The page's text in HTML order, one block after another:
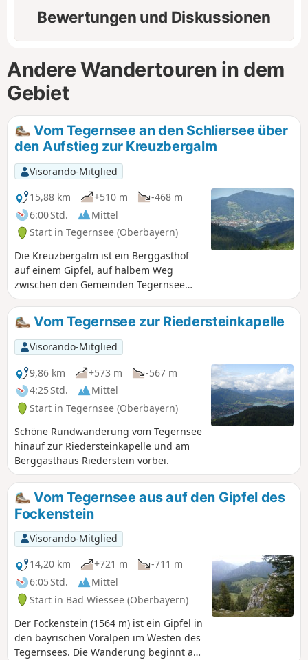
Bewertungen und Diskussionen
Andere Wandertouren in dem
Gebiet
Vom Tegernsee an den Schliersee über
den Aufstieg zur Kreuzbergalm
Visorando-Mitglied
15,88 km
+510 m
-468 m
6:00 Std.
Mittel
Start in Tegernsee (Oberbayern)
Die Kreuzbergalm ist ein Berggasthof
auf einem Gipfel, auf halbem Weg
zwischen den Gemeinden Tegernsee
und Schliersee. Die Wanderung, die
zwei Bahnhöfe miteinander verbindet,
führt Sie auf Forststraßen an Bächen
entlang bis zum Gipfel mit seinem
Gasthof und dann wieder an der
Westseite des Schliersees entlang.
Dieser Teil des Sees ist für den
Autoverkehr gesperrt.
Vom Tegernsee zur Riedersteinkapelle
Visorando-Mitglied
9,86 km
+573 m
-567 m
4:25 Std.
Mittel
Start in Tegernsee (Oberbayern)
Schöne Rundwanderung vom Tegernsee
hinauf zur Riedersteinkapelle und am
Berggasthaus Riederstein vorbei.
Vom Tegernsee aus auf den Gipfel des
Fockenstein
Visorando-Mitglied
14,20 km
+721 m
-711 m
6:05 Std.
Mittel
Start in Bad Wiessee (Oberbayern)
Der Fockenstein (1564 m) ist ein Gipfel in
den bayrischen Voralpen im Westen des
Tegernsees. Die Wanderung beginnt auf